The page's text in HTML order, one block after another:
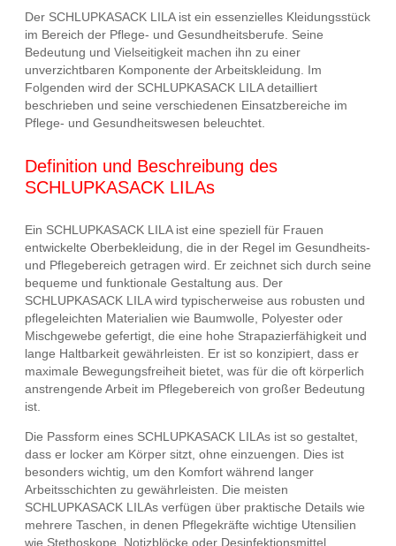
Der SCHLUPKASACK LILA ist ein essenzielles Kleidungsstück
im Bereich der Pflege- und Gesundheitsberufe. Seine
Bedeutung und Vielseitigkeit machen ihn zu einer
unverzichtbaren Komponente der Arbeitskleidung. Im
Folgenden wird der SCHLUPKASACK LILA detailliert
beschrieben und seine verschiedenen Einsatzbereiche im
Pflege- und Gesundheitswesen beleuchtet.
Definition und Beschreibung des
SCHLUPKASACK LILAs
Ein SCHLUPKASACK LILA ist eine speziell für Frauen
entwickelte Oberbekleidung, die in der Regel im Gesundheits-
und Pflegebereich getragen wird. Er zeichnet sich durch seine
bequeme und funktionale Gestaltung aus. Der
SCHLUPKASACK LILA wird typischerweise aus robusten und
pflegeleichten Materialien wie Baumwolle, Polyester oder
Mischgewebe gefertigt, die eine hohe Strapazierfähigkeit und
lange Haltbarkeit gewährleisten. Er ist so konzipiert, dass er
maximale Bewegungsfreiheit bietet, was für die oft körperlich
anstrengende Arbeit im Pflegebereich von großer Bedeutung
ist.
Die Passform eines SCHLUPKASACK LILAs ist so gestaltet,
dass er locker am Körper sitzt, ohne einzuengen. Dies ist
besonders wichtig, um den Komfort während langer
Arbeitsschichten zu gewährleisten. Die meisten
SCHLUPKASACK LILAs verfügen über praktische Details wie
mehrere Taschen, in denen Pflegekräfte wichtige Utensilien
wie Stethoskope, Notizblöcke oder Desinfektionsmittel